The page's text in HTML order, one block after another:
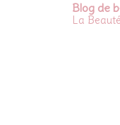
Blog de
La